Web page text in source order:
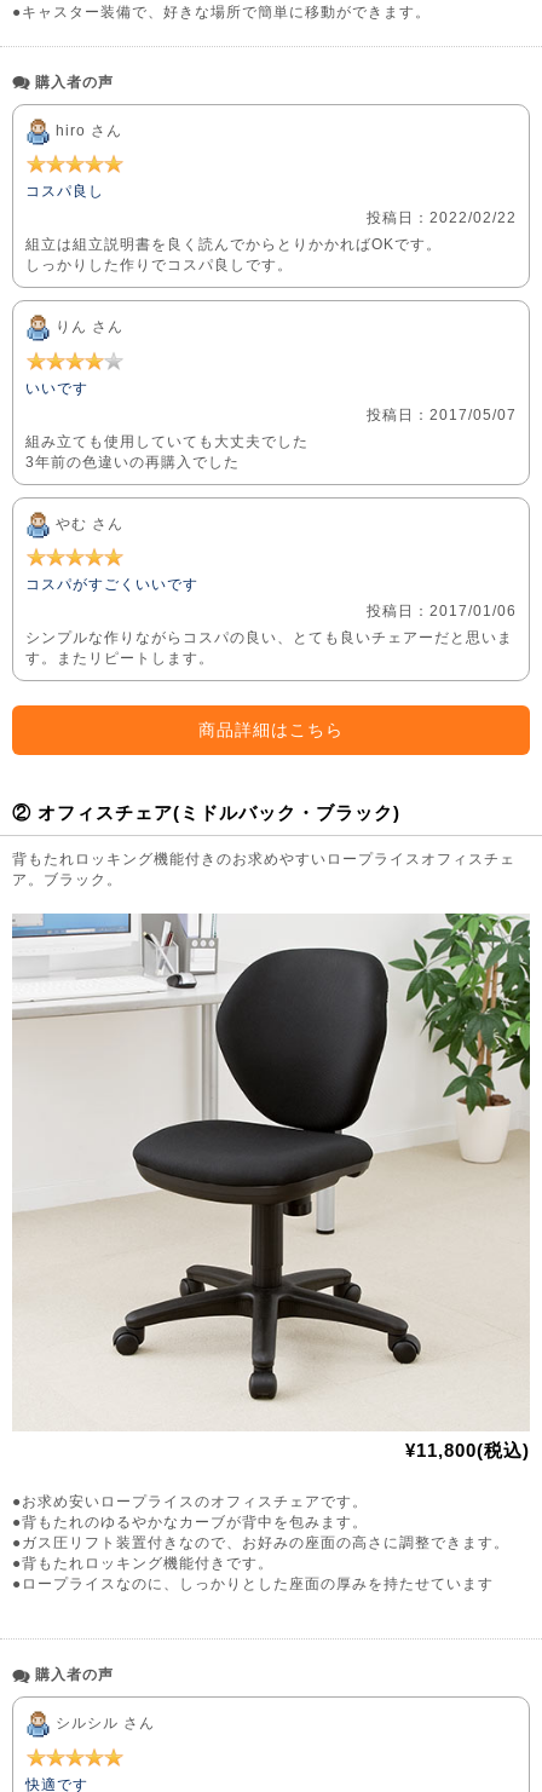
●キャスター装備で、好きな場所で簡単に移動ができます。
購入者の声
hiro さん
コスパ良し
投稿日：2022/02/22
組立は組立説明書を良く読んでからとりかかればOKです。
しっかりした作りでコスパ良しです。
りん さん
いいです
投稿日：2017/05/07
組み立ても使用していても大丈夫でした
3年前の色違いの再購入でした
やむ さん
コスパがすごくいいです
投稿日：2017/01/06
シンプルな作りながらコスパの良い、とても良いチェアーだと思いま
す。またリピートします。
商品詳細はこちら
② オフィスチェア(ミドルバック・ブラック)
背もたれロッキング機能付きのお求めやすいロープライスオフィスチェ
ア。ブラック。
¥11,800(税込)
●お求め安いロープライスのオフィスチェアです。
●背もたれのゆるやかなカーブが背中を包みます。
●ガス圧リフト装置付きなので、お好みの座面の高さに調整できます。
●背もたれロッキング機能付きです。
●ロープライスなのに、しっかりとした座面の厚みを持たせています
購入者の声
シルシル さん
快適です